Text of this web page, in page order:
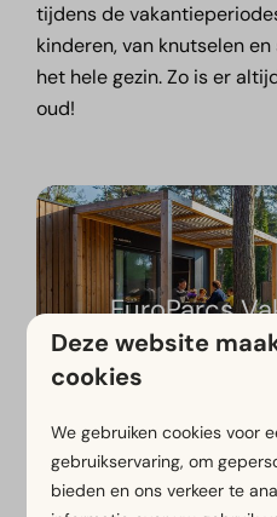
tijdens de
kinderen, van knutselen
het hele gezin. Zo is er
oud!
EuroParcs
Deze website
cookies
We gebruiken cookies voor
gebruikservaring, om
bieden en ons verkeer te